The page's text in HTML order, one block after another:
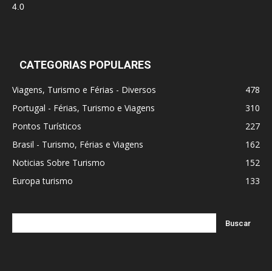
CATEGORIAS POPULARES
Viagens, Turismo e Férias - Diversos
478
Portugal - Férias, Turismo e Viagens
310
Pontos Turísticos
227
Brasil - Turismo, Férias e Viagens
162
Noticias Sobre Turismo
152
Europa turismo
133